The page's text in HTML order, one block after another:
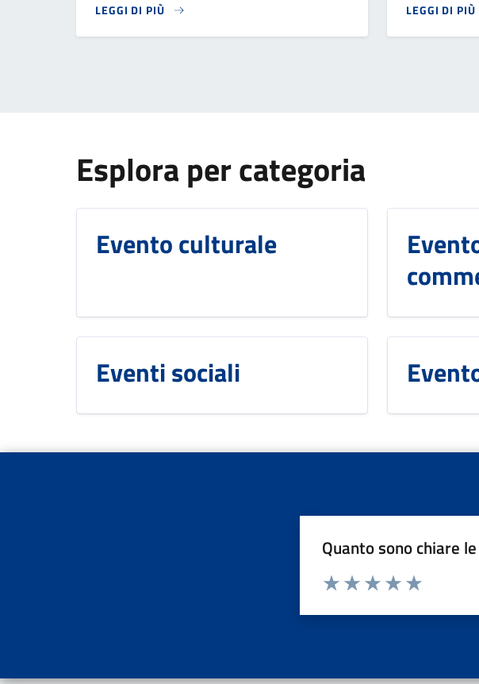
LEGGI DI PIÙ LEGGI DI PIÙ
Esplora per categoria
Evento culturale
Eventi sociali
Quanto sono chiare
Valuta da 1 a 5 stelle la pagina